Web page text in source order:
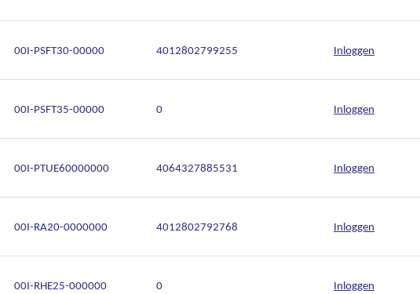
00I-PSFT30-00000 4012802799255 Inloggen
00I-PSFT35-00000 0 Inloggen
00I-PTUE60000000 4064327885531 Inloggen
00I-RA20-0000000 4012802792768 Inloggen
00I-RHE25-000000 0 Inloggen